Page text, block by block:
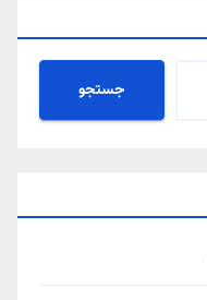
جستجو